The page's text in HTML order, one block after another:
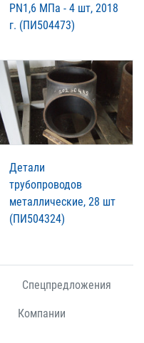
PN1,6 МПа - 4 шт, 2018
г. (ПИ504473)
Детали
трубопроводов
металлические, 28 шт
(ПИ504324)
Спецпредложения
Компании